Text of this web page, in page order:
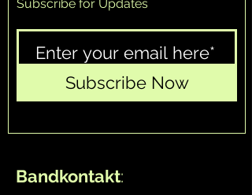
Subscribe for Updates
Subscribe Now
Bandkontakt: